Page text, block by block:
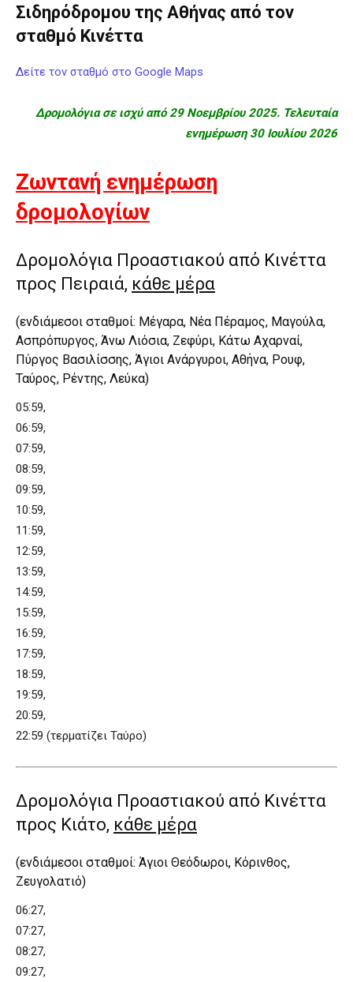
Σιδηρόδρομου της Αθήνας από τον
σταθμό Κινέττα
Δείτε τον σταθμό στο Google Maps
Δρομολόγια σε ισχύ από 29 Νοεμβρίου 2025. Τελευταία
ενημέρωση 30 Ιουλίου 2026
Ζωντανή ενημέρωση
δρομολογίων
Δρομολόγια Προαστιακού από Κινέττα
προς Πειραιά, κάθε μέρα
(ενδιάμεσοι σταθμοί: Μέγαρα, Νέα Πέραμος, Μαγούλα,
Ασπρόπυργος, Άνω Λιόσια, Ζεφύρι, Κάτω Αχαρναί,
Πύργος Βασιλίσσης, Άγιοι Ανάργυροι, Αθήνα, Ρουφ,
Ταύρος, Ρέντης, Λεύκα)
05:59,
06:59,
07:59,
08:59,
09:59,
10:59,
11:59,
12:59,
13:59,
14:59,
15:59,
16:59,
17:59,
18:59,
19:59,
20:59,
22:59 (τερματίζει Ταύρο)
Δρομολόγια Προαστιακού από Κινέττα
προς Κιάτο, κάθε μέρα
(ενδιάμεσοι σταθμοί: Άγιοι Θεόδωροι, Κόρινθος,
Ζευγολατιό)
06:27,
07:27,
08:27,
09:27,